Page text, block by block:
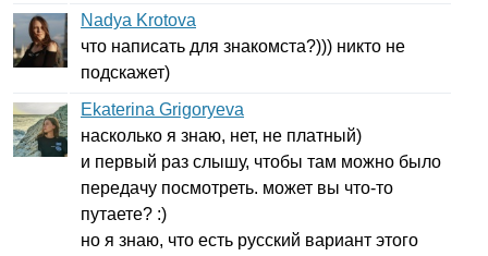
Nadya Krotova
что написать для знакомста?))) никто не
подскажет)
Ekaterina Grigoryeva
насколько я знаю, нет, не платный)
и первый раз слышу, чтобы там можно было
передачу посмотреть. может вы что-то
путаете? :)
но я знаю, что есть русский вариант этого